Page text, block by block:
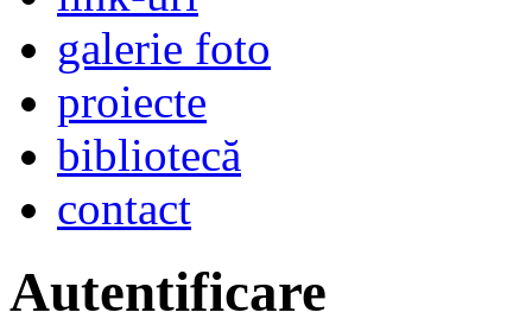
galerie foto
proiecte
bibliotecă
contact
Autentificare